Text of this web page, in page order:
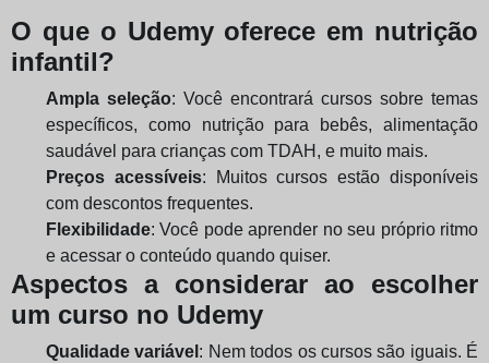
O que o Udemy oferece em nutrição
infantil?
Ampla seleção: Você encontrará cursos sobre temas
específicos, como nutrição para bebês, alimentação
saudável para crianças com TDAH, e muito mais.
Preços acessíveis: Muitos cursos estão disponíveis
com descontos frequentes.
Flexibilidade: Você pode aprender no seu próprio ritmo
e acessar o conteúdo quando quiser.
Aspectos a considerar ao escolher
um curso no Udemy
Qualidade variável : Nem todos os cursos são iguais. É